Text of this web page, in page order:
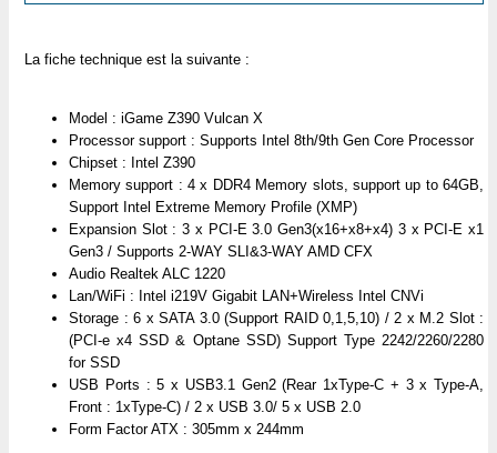
La fiche technique est la suivante :
Model : iGame Z390 Vulcan X
Processor support : Supports Intel 8th/9th Gen Core Processor
Chipset : Intel Z390
Memory support : 4 x DDR4 Memory slots, support up to 64GB,
Support Intel Extreme Memory Profile (XMP)
Expansion Slot : 3 x PCI-E 3.0 Gen3(x16+x8+x4) 3 x PCI-E x1
Gen3 / Supports 2-WAY SLI&3-WAY AMD CFX
Audio Realtek ALC 1220
Lan/WiFi : Intel i219V Gigabit LAN+Wireless Intel CNVi
Storage : 6 x SATA 3.0 (Support RAID 0,1,5,10) / 2 x M.2 Slot :
(PCI-e x4 SSD & Optane SSD) Support Type 2242/2260/2280
for SSD
USB Ports : 5 x USB3.1 Gen2 (Rear 1xType-C + 3 x Type-A,
Front : 1xType-C) / 2 x USB 3.0/ 5 x USB 2.0
Form Factor ATX : 305mm x 244mm